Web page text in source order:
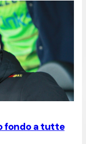
fondo a tutte